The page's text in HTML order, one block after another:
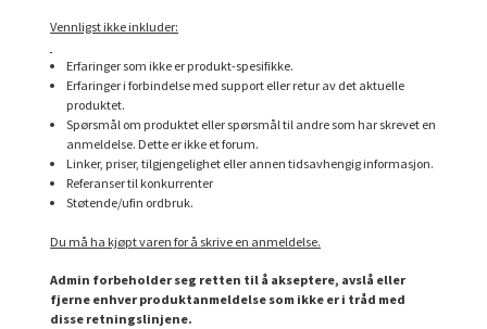
Vennligst ikke inkluder:
Erfaringer som ikke er produkt-spesifikke.
Erfaringer i forbindelse med support eller retur av det aktuelle
produktet.
Spørsmål om produktet eller spørsmål til andre som har skrevet en
anmeldelse. Dette er ikke et forum.
Linker, priser, tilgjengelighet eller annen tidsavhengig informasjon.
Referanser til konkurrenter
Støtende/ufin ordbruk.
Du må ha kjøpt varen for å skrive en anmeldelse.
Admin forbeholder seg retten til å akseptere, avslå eller
fjerne enhver produktanmeldelse som ikke er i tråd med
disse retningslinjene.